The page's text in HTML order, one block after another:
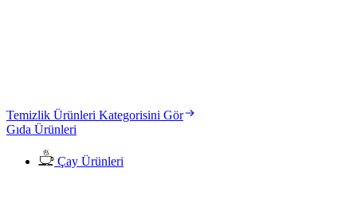
Temizlik Ürünleri Kategorisini Gör
Gıda Ürünleri
Çay Ürünleri